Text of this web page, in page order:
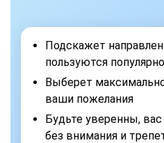
Подскажет
пользуются
Выберет
ваши пожелания
Будьте уверенны,
без внимания и